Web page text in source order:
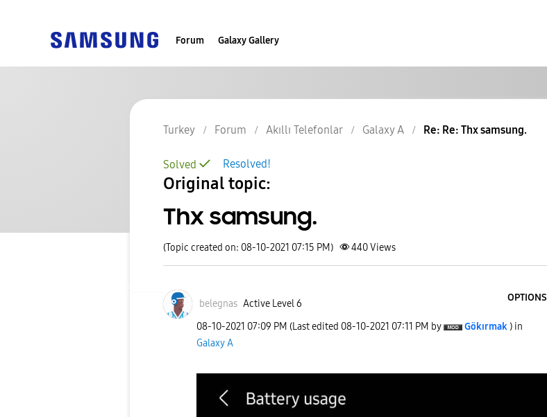
Forum Galaxy Gallery
Turkey Forum Akıllı Telefonlar Galaxy A Re: Re: Thx samsung.
Resolved!
Solved
Original topic:
Thx samsung.
(Topic created on: 08-10-2021 07:15 PM) 440Views
belegnas Active Level 6
OPTIONS
‎08-10-2021 07:09 PM (Last edited ‎08-10-2021 07:11 PM by Gökırmak ) in
Galaxy A